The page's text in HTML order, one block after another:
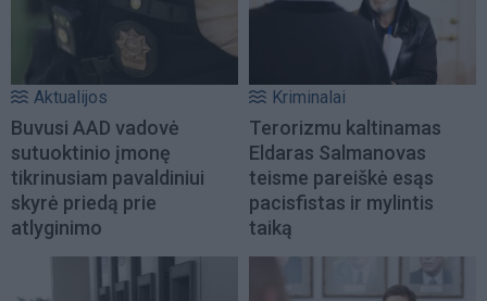
Aktualijos
Buvusi AAD vadovė
sutuoktinio įmonę
tikrinusiam pavaldiniui
skyrė priedą prie
atlyginimo
Kriminalai
Terorizmu kaltinamas
Eldaras Salmanovas
teisme pareiškė esąs
pacisfistas ir mylintis
taiką